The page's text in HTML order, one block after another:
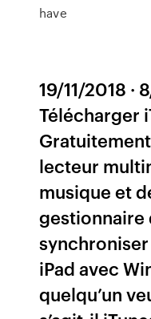
have
19/11/2018 ·
Télécharger
lecteur
musique et
gestionnaire
iPad avec
quelqu’un